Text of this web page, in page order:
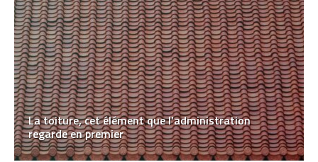
La toiture, cet élément que l’administration
regarde en premier